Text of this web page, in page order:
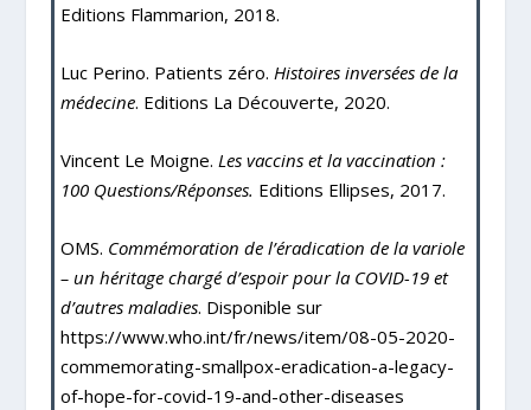
Editions Flammarion, 2018.
Luc Perino. Patients zéro. Histoires inversées de la
médecine. Editions La Découverte, 2020.
Vincent Le Moigne. Les vaccins et la vaccination :
100 Questions/Réponses. Editions Ellipses, 2017.
OMS. Commémoration de l’éradication de la variole
– un héritage chargé d’espoir pour la COVID-19 et
d’autres maladies. Disponible sur
https://www.who.int/fr/news/item/08-05-2020-
commemorating-smallpox-eradication-a-legacy-
of-hope-for-covid-19-and-other-diseases